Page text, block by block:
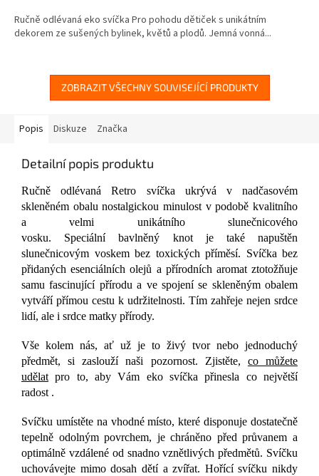
z
5
Ručně odlévaná eko svíčka Pro pohodu dětiček s unikátním
dekorem ze sušených bylinek, květů a plodů. Jemná vonná...
ZOBRAZIT VŠECHNY SOUVISEJÍCÍ PRODUKTY
Popis Diskuze Značka
Detailní popis produktu
Ručně odlévaná Retro svíčka ukrývá v nadčasovém
skleněném obalu nostalgickou minulost v podobě kvalitního
a velmi unikátního slunečnicového
vosku. Speciální bavlněný knot je také napuštěn
slunečnicovým voskem bez toxických příměsí. Svíčka bez
přidaných esenciálních olejů a přírodních aromat ztotožňuje
samu fascinující přírodu a ve spojení se skleněným obalem
vytváří přímou cestu k udržitelnosti. Tím zahřeje nejen srdce
lidí, ale i srdce matky přírody.
Vše kolem nás, ať už je to živý tvor nebo jednoduchý
předmět, si zaslouží naši pozornost. Zjistěte, co můžete
udělat pro to, aby Vám eko ​​svíčka přinesla co největší
radost .
Svíčku umístěte na vhodné místo, které disponuje dostatečně
tepelně odolným povrchem, je chráněno před průvanem a
optimálně vzdálené od snadno vznětlivých předmětů. Svíčku
uchovávejte mimo dosah dětí a zvířat. Hořící svíčku nikdy